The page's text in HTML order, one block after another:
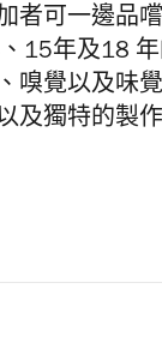
者可一邊品
15年及18
嗅覺以及味
及獨特的製作